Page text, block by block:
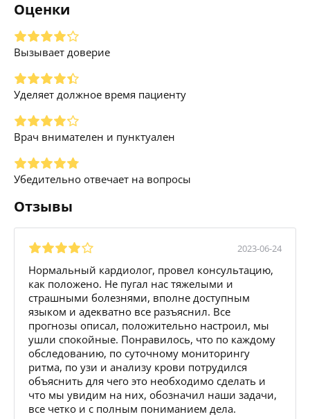
Оценки
Вызывает доверие
Уделяет должное время пациенту
Врач внимателен и пунктуален
Убедительно отвечает на вопросы
Отзывы
2023-06-24
Нормальный кардиолог, провел консультацию,
как положено. Не пугал нас тяжелыми и
страшными болезнями, вполне доступным
языком и адекватно все разъяснил. Все
прогнозы описал, положительно настроил, мы
ушли спокойные. Понравилось, что по каждому
обследованию, по суточному мониторингу
ритма, по узи и анализу крови потрудился
объяснить для чего это необходимо сделать и
что мы увидим на них, обозначил наши задачи,
все четко и с полным пониманием дела.